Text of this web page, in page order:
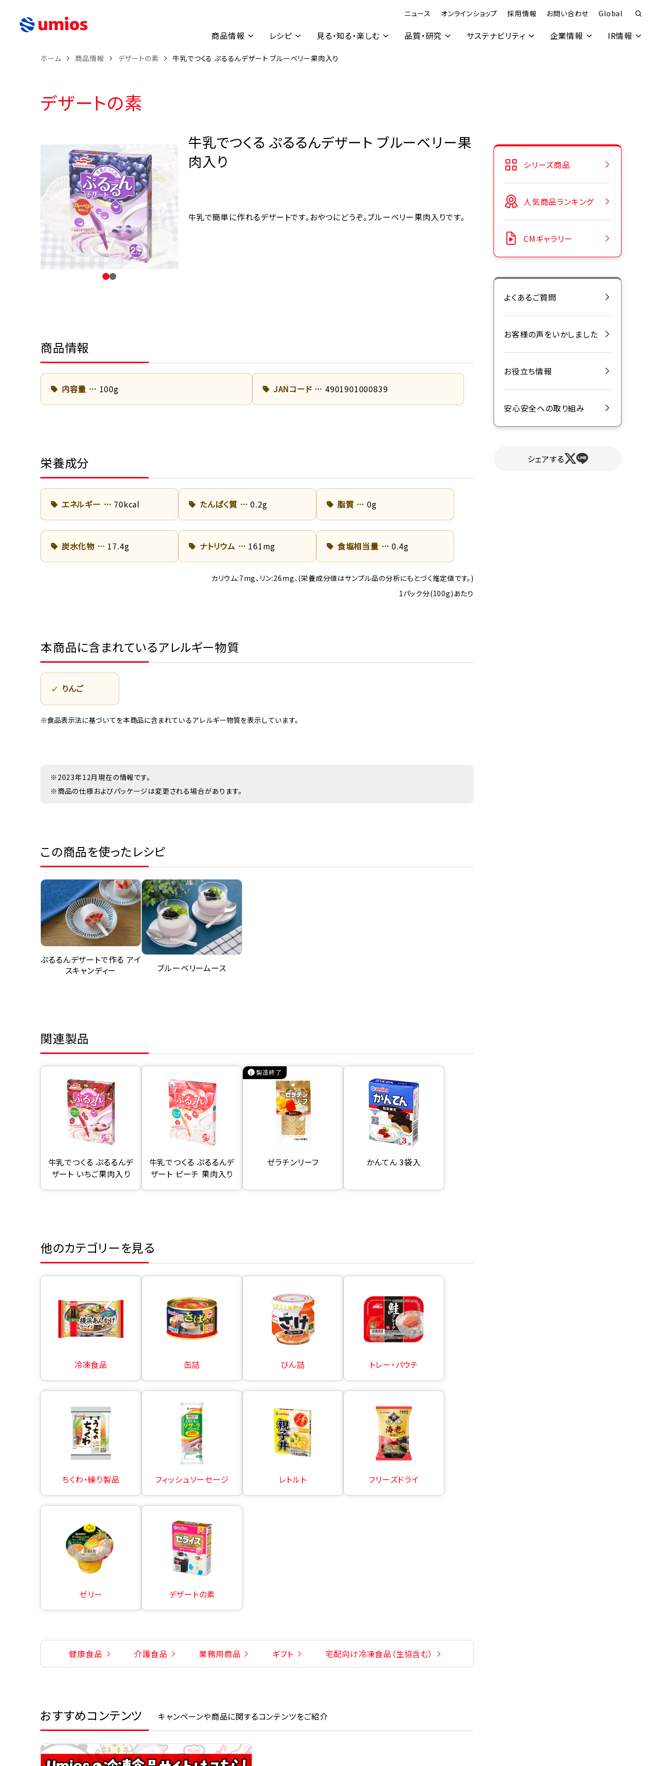
ニュース オンラインショップ 採用情報 お問い合わせ Global
商品情報 レシピ 見る・知る・楽しむ 品質・研究 サステナビリティ 企業情報 IR情報
ホーム 商品情報 デザートの素 牛乳でつくる ぷるるんデザート ブルーベリー果肉入り
デザートの素
牛乳でつくる ぷるるんデザート ブルーベリー果
肉入り
牛乳で簡単に作れるデザートです。おやつにどうぞ。ブルーベリー果肉入りです。
商品情報
内容量 100g JANコード 4901901000839
栄養成分
エネルギー 70kcal たんぱく質 0.2g 脂質 0g
炭水化物 17.4g ナトリウム 161mg 食塩相当量 0.4g
カリウム:7mg、リン:26mg、(栄養成分値はサンプル品の分析にもとづく推定値です。)
1パック分(100g)あたり
本商品に含まれているアレルギー物質
りんご
※食品表示法に基づいてを本商品に含まれているアレルギー物質を表示しています。
※2023年12月現在の情報です。
※商品の仕様およびパッケージは変更される場合があります。
この商品を使ったレシピ
ぷるるんデザートで作る アイ
スキャンディー
ブルーベリームース
関連製品
牛乳でつくる ぷるるんデ
ザート いちご果肉入り
牛乳でつくる ぷるるんデ
ザート ピーチ 果肉入り
ゼラチンリーフ
製造終了
かんてん 3袋入
他のカテゴリーを見る
冷凍食品 缶詰 びん詰 トレー・パウチ
ちくわ・練り製品 フィッシュソーセージ レトルト フリーズドライ
ゼリー デザートの素
健康食品 介護食品 業務用商品 ギフト 宅配向け冷凍食品（生協含む）
おすすめコンテンツ キャンペーンや商品に関するコンテンツをご紹介
シリーズ商品
人気商品ランキング
CMギャラリー
よくあるご質問
お客様の声をいかしました
お役立ち情報
安心安全への取り組み
シェアする